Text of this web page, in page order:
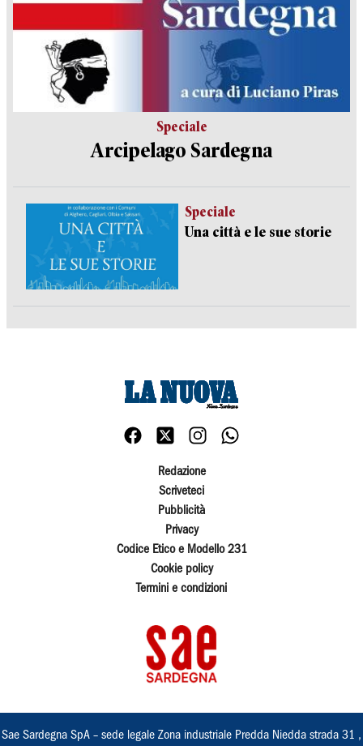
Speciale
Arcipelago Sardegna
Speciale
Una città e le sue storie
Redazione
Scriveteci
Pubblicità
Privacy
Codice Etico e Modello 231
Cookie policy
Termini e condizioni
Sae Sardegna SpA – sede legale Zona industriale Predda Niedda strada 31 ,